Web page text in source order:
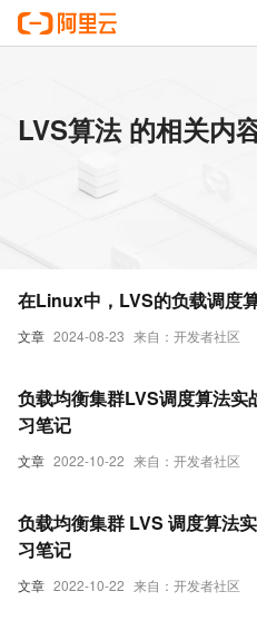
LVS算法 的相关内
文章 2024-08-23 来自：开发者社区
在Linux中，LVS的负载调度
文章 2022-10-22 来自：开发者社区
负载均衡集群LVS调度算法实
习笔记
文章 2022-10-22 来自：开发者社区
负载均衡集群 LVS 调度算法
习笔记